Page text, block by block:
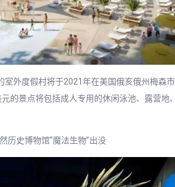
室外度假村将于2021年在美国俄亥俄州梅森
的景点将包括成人专用的休闲泳池、露营地
历史博物馆“魔法生物”出没